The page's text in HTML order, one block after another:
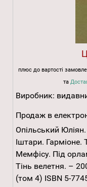
плюс до вартості
та
Виробник:
Продаж в
Опільський
Іштари. Гарміоне.
Мемфісу. Під
Тінь велетня. –
(том 4) ISBN 5-